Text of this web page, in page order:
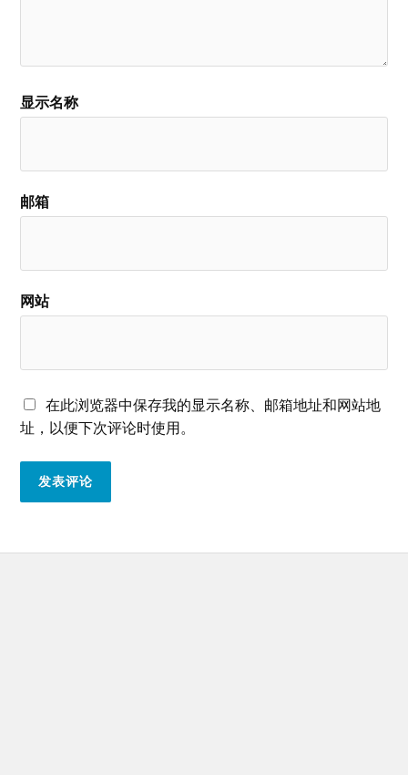
显示名称
邮箱
网站
在此浏览器中保存我的显示名称、邮箱地址和网站地
址，以便下次评论时使用。